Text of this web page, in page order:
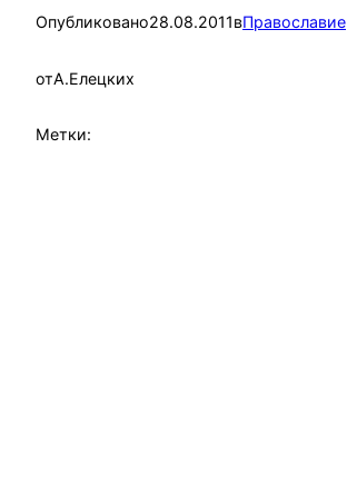
Опубликовано28.08.2011вПравославие
отА.Елецких
Метки: